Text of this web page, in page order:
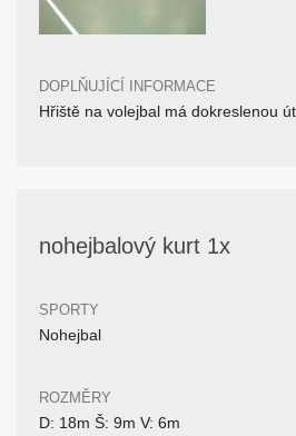
DOPLŇUJÍCÍ INFORMACE
Hřiště na volejbal má dokreslenou
nohejbalový kurt 1x
SPORTY
Nohejbal
ROZMĚRY
D: 18m Š: 9m V: 6m